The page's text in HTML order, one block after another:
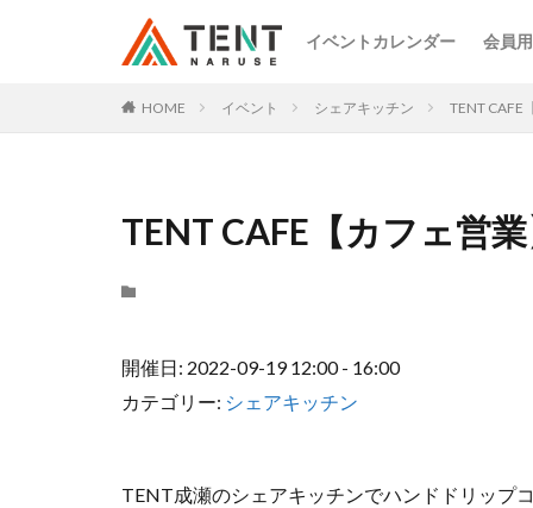
イベントカレンダー 会員
HOME イベント シェアキッチン TENT CAFE
TENT CAFE【カフェ営
開催日: 2022-09-19 12:00 - 16:00
カテゴリー: シェアキッチン
TENT成瀬のシェアキッチンでハンドドリップ